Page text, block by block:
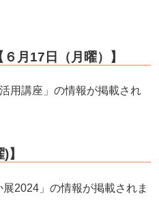
月17日（月曜）】
用講座」の情報が掲載され
)】
展2024」の情報が掲載されま